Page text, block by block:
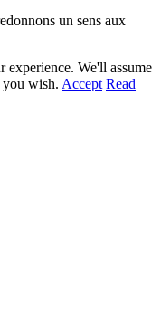
un sens aux
experience. We'll assume
wish. Accept Read